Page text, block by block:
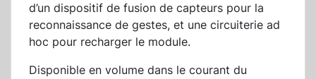
d’un dispositif de fusion de capteurs pour la
reconnaissance de gestes, et une circuiterie ad
hoc pour recharger le module.
Disponible en volume dans le courant du